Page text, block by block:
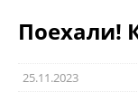
Поехали!
25.11.2023